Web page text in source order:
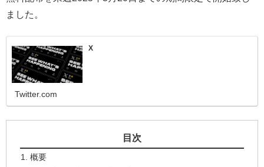
ました。
X
Twitter.com
目次
概要